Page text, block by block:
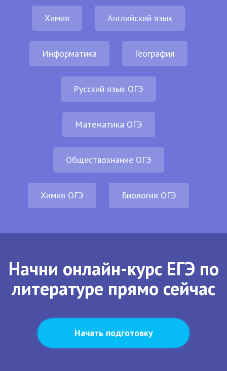
Химия Английский язык
Информатика География
Русский язык ОГЭ
Математика ОГЭ
Обществознание ОГЭ
Химия ОГЭ Биология ОГЭ
Начни онлайн-курс ЕГЭ по
литературе прямо сейчас
Начать подготовку